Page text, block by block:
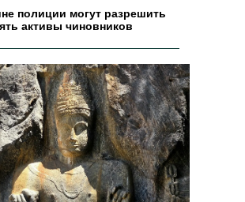
полиции могут разрешить
активы чиновников